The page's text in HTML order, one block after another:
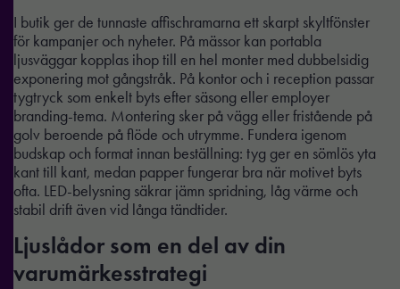
I butik ger de tunnaste affischramarna ett skarpt skyltfönster
för kampanjer och nyheter. På mässor kan portabla
ljusväggar kopplas ihop till en hel monter med dubbelsidig
exponering mot gångstråk. På kontor och i reception passar
tygtryck som enkelt byts efter säsong eller employer
branding-tema. Montering sker på vägg eller fristående på
golv beroende på flöde och utrymme. Fundera igenom
budskap och format innan beställning: tyg ger en sömlös yta
kant till kant, medan papper fungerar bra när motivet byts
ofta. LED-belysning säkrar jämn spridning, låg värme och
stabil drift även vid långa tändtider.
Ljuslådor som en del av din
varumärkesstrategi